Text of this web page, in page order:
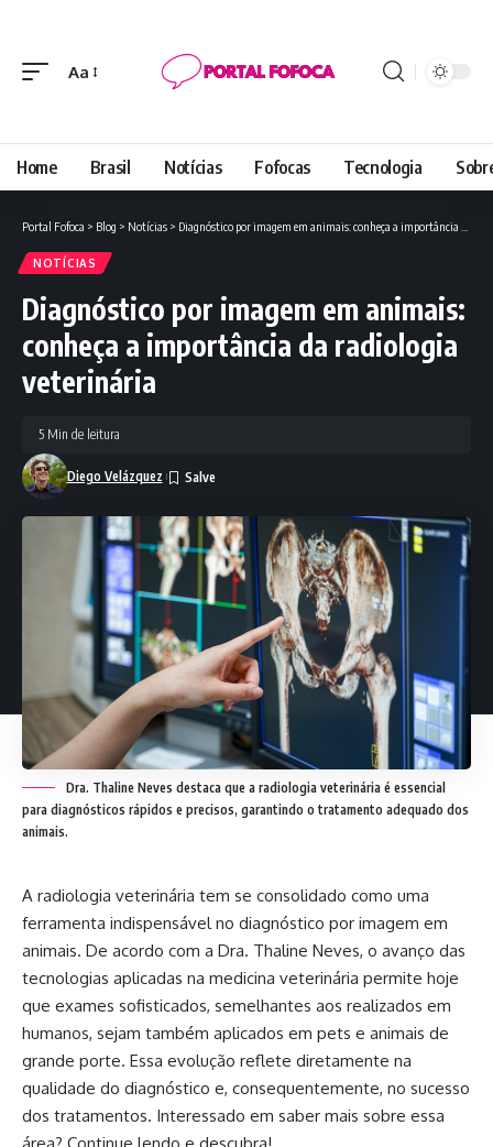
Font
Aa
Home Brasil Notícias Fofocas Tecnologia
Portal Fofoca > Blog > Notícias > Diagnóstico por imagem em animais: conheça a importância da radiologia veterinária
NOTÍCIAS
Diagnóstico por imagem em animais:
conheça a importância da radiologia
veterinária
Diego Velázquez
5 Min de leitura
Dra. Thaline Neves destaca que a radiologia veterinária é essencial
para diagnósticos rápidos e precisos, garantindo o tratamento adequado dos
animais.
A radiologia veterinária tem se consolidado como uma
ferramenta indispensável no diagnóstico por imagem em
animais. De acordo com a Dra. Thaline Neves, o avanço das
tecnologias aplicadas na medicina veterinária permite hoje
que exames sofisticados, semelhantes aos realizados em
humanos, sejam também aplicados em pets e animais de
grande porte. Essa evolução reflete diretamente na
qualidade do diagnóstico e, consequentemente, no sucesso
dos tratamentos. Interessado em saber mais sobre essa
área? Continue lendo e descubra!